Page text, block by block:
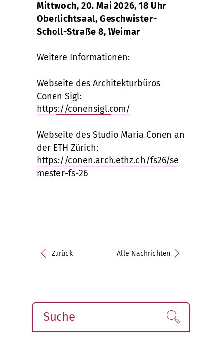
Mittwoch, 20. Mai 2026, 18 Uhr
Oberlichtsaal, Geschwister-
Scholl-Straße 8, Weimar
Weitere Informationen:
Webseite des Architekturbüros
Conen Sigl:
https://conensigl.com/
Webseite des Studio Maria Conen an
der ETH Zürich:
https://conen.arch.ethz.ch/fs26/se
mester-fs-26
Zurück Alle Nachrichten
Suche Finden!